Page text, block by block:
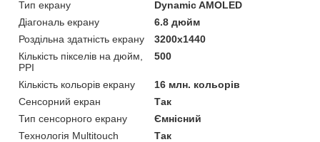
Тип екрану
Dynamic AMOLED
Діагональ екрану
6.8 дюйм
Роздільна здатність екрану
3200x1440
Кількість пікселів на дюйм,
PPI
500
Кількість кольорів екрану
16 млн. кольорів
Сенсорний екран
Так
Тип сенсорного екрану
Ємнісний
Технологія Multitouch
Так